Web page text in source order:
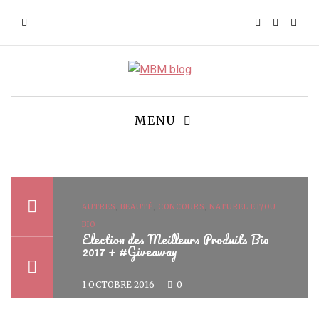
MENU
AUTRES BEAUTÉ CONCOURS
NATUREL ET/OU
BIO
Election des Meilleurs Produits Bio
2017 + #Giveaway
1 OCTOBRE 2016 0